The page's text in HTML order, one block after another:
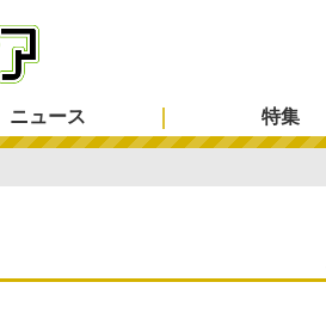
ニュース 特集